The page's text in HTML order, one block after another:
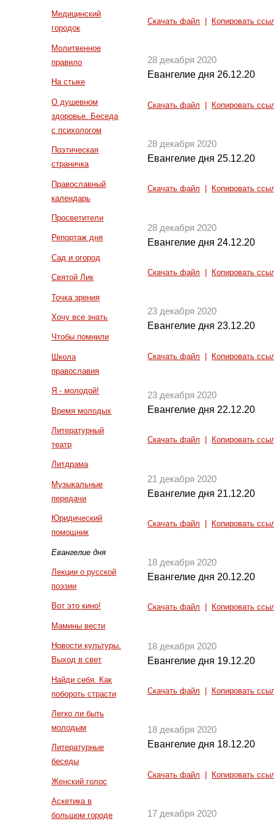
Медицинский
городок
Молитвенное
правило
На стыке
О душевном
здоровье. Беседа
с психологом
Поэтическая
страничка
Православный
календарь
Просветители
Репортаж дня
Сад и огород
Святой Лик
Точка зрения
Хочу все знать
Чтобы помнили
Школа
православия
Я - молодой!
Время молодых
Литературный
театр
Литдрама
Музыкальные
передачи
Юридический
помощник
Евангелие дня
Лекции о русской
поэзии
Вот это кино!
Мамины вести
Новости культуры.
Выход в свет
Найди себя. Как
побороть страсти
Легко ли быть
молодым
Литературные
беседы
Женский голос
Аскетика в
большом городе
Скачать файл Копировать
28 декабря 2020
Евангелие дня 26.12.20
Скачать файл Копировать
28 декабря 2020
Евангелие дня 25.12.20
Скачать файл Копировать
28 декабря 2020
Евангелие дня 24.12.20
Скачать файл Копировать
23 декабря 2020
Евангелие дня 23.12.20
Скачать файл Копировать
23 декабря 2020
Евангелие дня 22.12.20
Скачать файл Копировать
21 декабря 2020
Евангелие дня 21.12.20
Скачать файл Копировать
18 декабря 2020
Евангелие дня 20.12.20
Скачать файл Копировать
18 декабря 2020
Евангелие дня 19.12.20
Скачать файл Копировать
18 декабря 2020
Евангелие дня 18.12.20
Скачать файл Копировать
17 декабря 2020